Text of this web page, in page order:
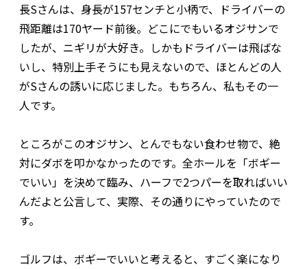
長Sさんは、身長が157センチと小柄で、ドライバーの
飛距離は170ヤード前後。どこにでもいるオジサンで
したが、ニギリが大好き。しかもドライバーは飛ばな
いし、特別上手そうにも見えないので、ほとんどの人
がSさんの誘いに応じました。もちろん、私もその一
人です。
ところがこのオジサン、とんでもない食わせ物で、絶
対にダボを叩かなかったのです。全ホールを「ボギー
でいい」を決めて臨み、ハーフで2つパーを取ればいい
んだよと公言して、実際、その通りにやっていたので
す。
ゴルフは、ボギーでいいと考えると、すごく楽になり